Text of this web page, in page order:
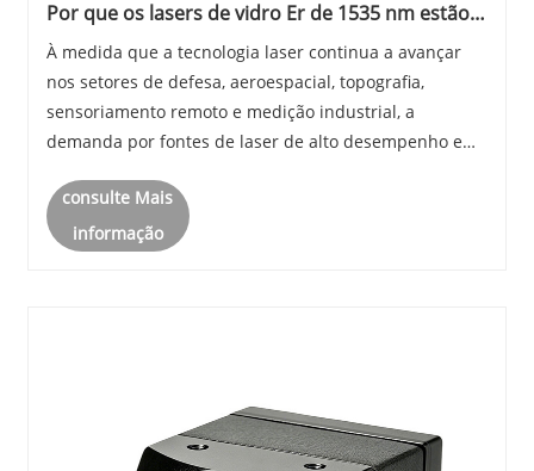
Por que os lasers de vidro Er de 1535 nm estão
se tornando a escolha preferida para aplicações
modernas de telêmetro e detecção a laser?
À medida que a tecnologia laser continua a avançar
nos setores de defesa, aeroespacial, topografia,
sensoriamento remoto e medição industrial, a
demanda por fontes de laser de alto desempenho e
Entre as várias tecnologias de laser de estado sólido
d......
consulte Mais
informação